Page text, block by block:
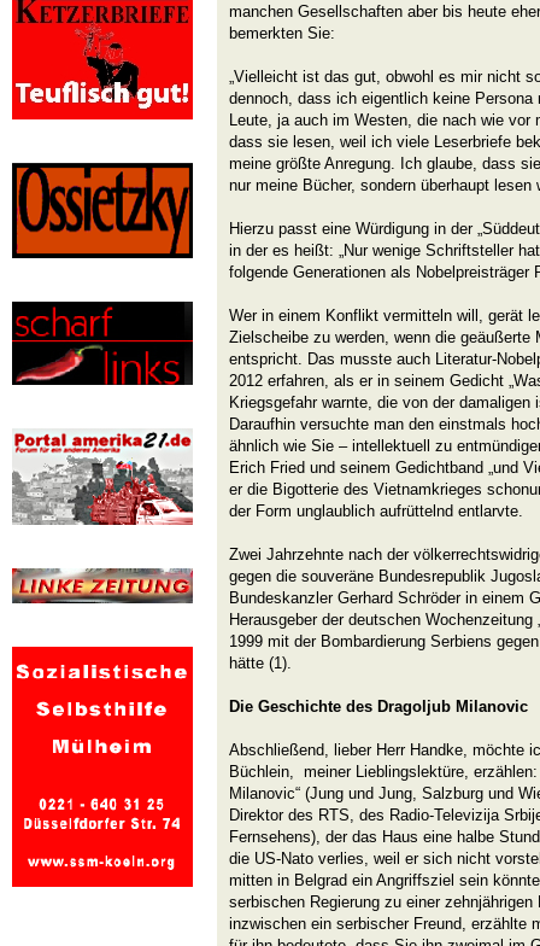
manchen Gesellschaften aber bis heute
bemerkten Sie:
„Vielleicht ist das gut, obwohl es mir nicht
dennoch, dass ich eigentlich keine
Leute, ja auch im Westen, die nach wie
dass sie lesen, weil ich viele Leserbriefe
meine größte Anregung. Ich glaube, dass
nur meine Bücher, sondern überhaupt lesen
Hierzu passt eine Würdigung in der
in der es heißt: „Nur wenige Schriftsteller
folgende Generationen als Nobelpreisträger
Wer in einem Konflikt vermitteln will, gerät
Zielscheibe zu werden, wenn die geäußerte
entspricht. Das musste auch Literatur-
2012 erfahren, als er in seinem Gedicht
Kriegsgefahr warnte, die von der damaligen
Daraufhin versuchte man den einstmals
ähnlich wie Sie – intellektuell zu
Erich Fried und seinem Gedichtband „und
er die Bigotterie des Vietnamkrieges
der Form unglaublich aufrüttelnd entlarvte.
Zwei Jahrzehnte nach der
gegen die souveräne Bundesrepublik
Bundeskanzler Gerhard Schröder in einem
Herausgeber der deutschen Wochenzeitung
1999 mit der Bombardierung Serbiens
hätte (1).
Die Geschichte des Dragoljub Milanovic
Abschließend, lieber Herr Handke, möchte
Büchlein, meiner Lieblingslektüre,
Milanovic“ (Jung und Jung, Salzburg und
Direktor des RTS, des Radio-Televizija
Fernsehens), der das Haus eine halbe
die US-Nato verlies, weil er sich nicht
mitten in Belgrad ein Angriffsziel sein
serbischen Regierung zu einer
inzwischen ein serbischer Freund, erzählte